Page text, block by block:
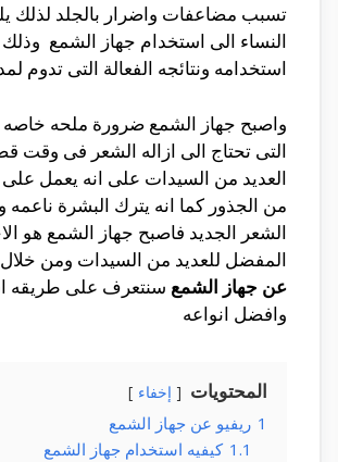
تسبب مضاعفات واضرار بالجلد لذلك
النساء الى استخدام جهاز الشمع
استخدامه ونتائجه الفعالة التى تدوم
واصبح جهاز الشمع ضرورة ملحه
التى تحتاج الى ازاله الشعر فى وقت
العديد من السيدات على انه يعمل على
من الجذور كما انه يترك البشرة ناعمه
الشعر الجديد فاصبح جهاز الشمع هو
المفضل للعديد من السيدات ومن
عن جهاز الشمع سنتعرف على طريقه
وافضل انواعه
المحتويات إخفاء
1 ريفيو عن جهاز الشمع
1.1 كيفيه استخدام جهاز الشمع